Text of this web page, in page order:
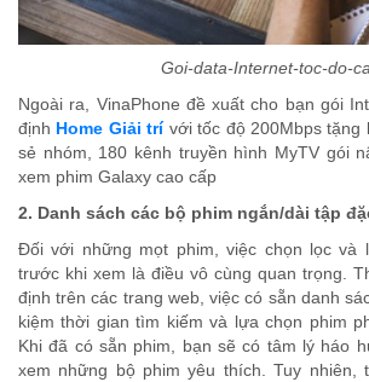
Goi-data-Internet-toc-do-
Ngoài ra, VinaPhone đề xuất cho bạn gói
định Home Giải trí với tốc độ 200Mbps tặng
sẻ nhóm, 180 kênh truyền hình MyTV gói
xem phim Galaxy cao cấp
2. Danh sách các bộ phim ngắn/dài tập
Đối với những mọt phim, việc chọn lọc và
trước khi xem là điều vô cùng quan trọng.
định trên các trang web, việc có sẵn danh
kiệm thời gian tìm kiếm và lựa chọn phim
Khi đã có sẵn phim, bạn sẽ có tâm lý háo
xem những bộ phim yêu thích. Tuy nhiên,